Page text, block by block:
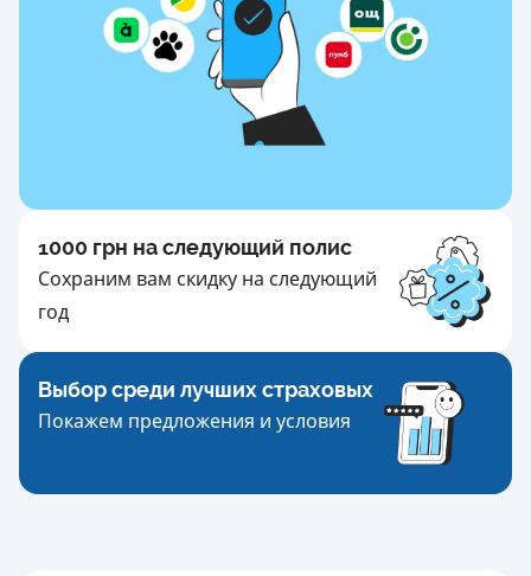
1000 грн на следующий полис
Сохраним вам скидку на следующий
год
Выбор среди лучших страховых
Покажем предложения и условия